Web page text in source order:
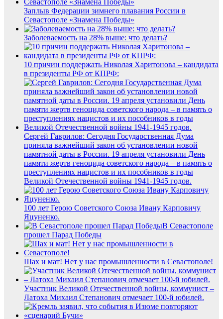
Заплыв Федерации зимнего плавания России в
Севастополе «Знамена Победы»
Заболеваемость на 28% выше: что делать?
10 причин поддержать Николая Харитонова – кандидата
в президенты РФ от КПРФ:
Сергей Гаврилов: Сегодня Государственная Дума
приняла важнейший закон об установлении новой
памятной даты в России. 19 апреля установили День
памяти жертв геноцида советского народа – в память о
преступлениях нацистов и их пособников в годы
Великой Отечественной войны 1941-1945 годов.
100 лет Герою Советского Союза Ивану Карповичу
Яцуненко.
В Севастополе
прошел Парад Победы
Шах и мат! Нет у нас промышленности в Севастополе!
Участник Великой Отечественной войны, коммунист –
Латоха Михаил Степанович отмечает 100-й юбилей.